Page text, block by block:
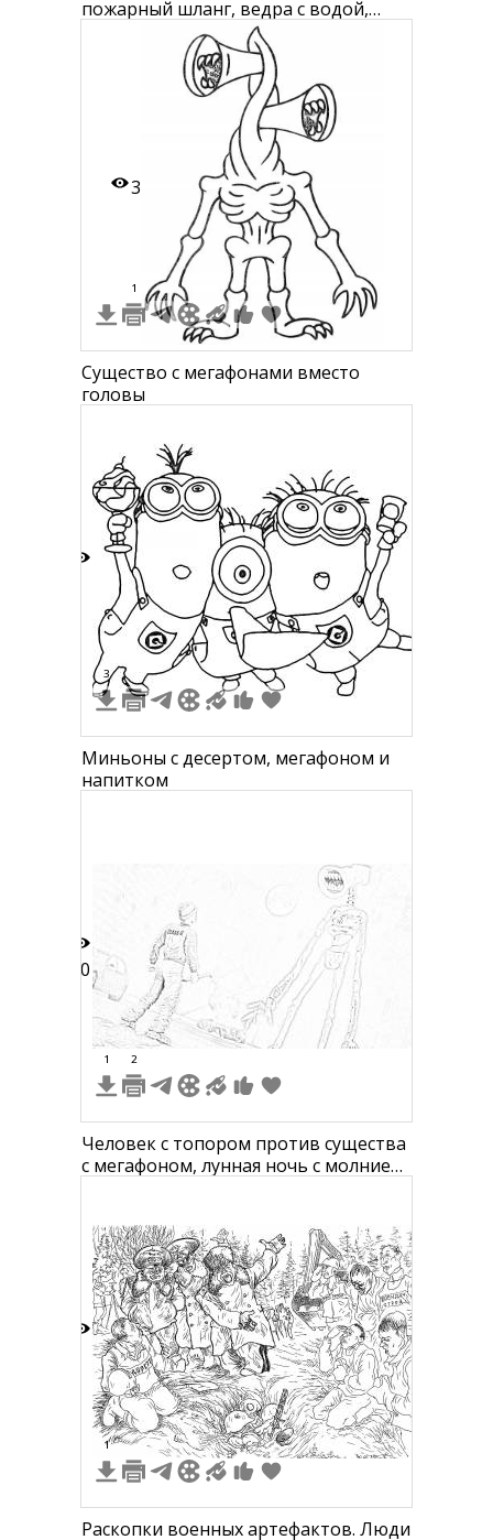
пожарный шланг, ведра с водой,
пожарный гидрант, пожарный топор,
огонь, огнетушитель, пожарный
рукав, мегафон.
3
1
Существо с мегафонами вместо
головы
3
Миньоны с десертом, мегафоном и
напитком
10
1 2
Человек с топором против существа
с мегафоном, лунная ночь с молнией
1
Раскопки военных артефактов. Люди